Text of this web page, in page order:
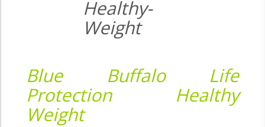
Blue Buffalo Life
Protection Healthy
Weight